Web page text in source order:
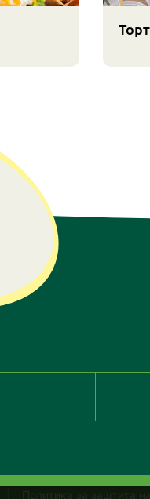
Политика за заштита